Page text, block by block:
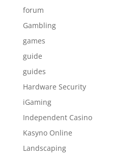
forum
Gambling
games
guide
guides
Hardware Security
iGaming
Independent Casino
Kasyno Online
Landscaping